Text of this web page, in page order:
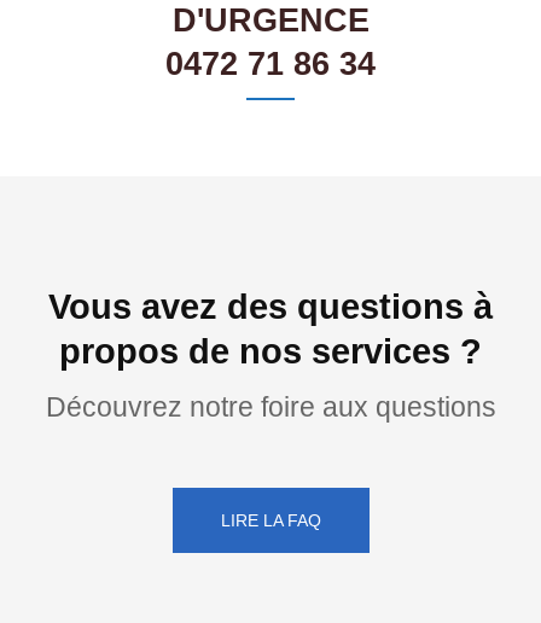
D'URGENCE
0472 71 86 34
Vous avez des questions à
propos de nos services ?
Découvrez notre foire aux questions
LIRE LA FAQ